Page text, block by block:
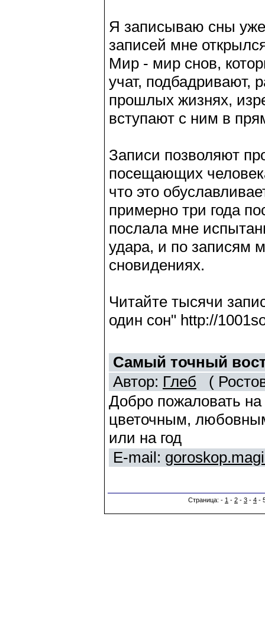
Я записываю сны
записей мне
Мир - мир снов,
учат, подбадривают,
прошлых жизнях,
вступают с ним в
Записи позволяют
посещающих
что это
примерно три года
послала мне
удара, и по записям
сновидениях.
Читайте тысячи
один сон" http://
Самый точный
Автор: Глеб (
Добро пожаловать
цветочным,
или на год
E-mail:
Страница: - 1 - 2 - 3 - 4 -